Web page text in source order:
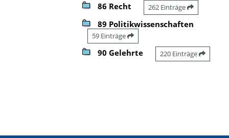
86 Recht 262 Einträge
89 Politikwissenschaften
59 Einträge
90 Gelehrte 220 Einträge